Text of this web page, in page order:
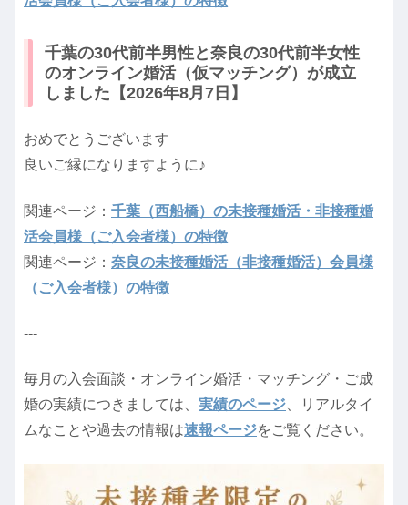
千葉の30代前半男性と奈良の30代前半女性
のオンライン婚活（仮マッチング）が成立
しました【2026年8月7日】
おめでとうございます
良いご縁になりますように♪
関連ページ： 千葉（西船橋）の未接種婚活・非接種婚
活会員様（ご入会者様）の特徴
関連ページ： 奈良の未接種婚活（非接種婚活）会員様
（ご入会者様）の特徴
---
毎月の入会面談・オンライン婚活・マッチング・ご成
婚の実績につきましては、 実績のページ、リアルタイ
ムなことや過去の情報は速報ページをご覧ください。